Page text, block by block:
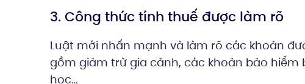
3. Công thức tính thuế được làm rõ
Luật mới nhấn mạnh và làm rõ các khoản
gồm giảm trừ gia cảnh, các khoản bảo
học…